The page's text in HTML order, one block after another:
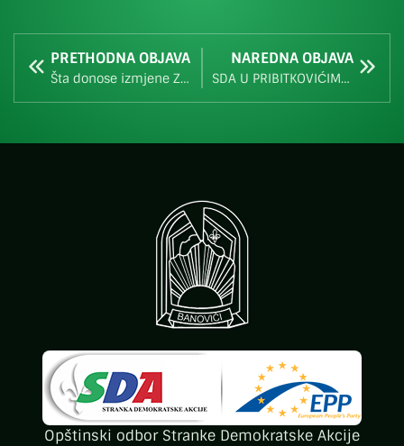
PRETHODNA OBJAVA
Šta donose izmjene ZKP-a: Istrage tužilaca više neće moći trajati unedogled
NAREDNA OBJAVA
SDA U PRIBITKOVIĆIMA I SEONI: SNAGA NARODA JE U NARODU, A NE U POJEDINCIMA
Opštinski odbor Stranke Demokratske Akcije